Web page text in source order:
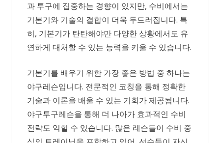
과 투구에 집중하는 경향이 있지만, 수비에서는
기본기와 기술의 결합이 더욱 두드러집니다. 특
히, 기본기가 탄탄해야만 다양한 상황에서도 유
연하게 대처할 수 있는 능력을 키울 수 있습니다.
기본기를 배우기 위한 가장 좋은 방법 중 하나는
야구레슨입니다. 전문적인 코칭을 통해 정확한
기술과 이론을 배울 수 있는 기회가 제공됩니다.
야구투구레슨을 통해 더 나아가 효과적인 수비
전략도 익힐 수 있습니다. 많은 레슨들이 수비 중